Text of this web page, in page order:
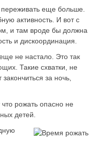
еще больше.
активность. И вот с
и там вроде бы должна
и дискоординация.
не настало. Это так
Такие схватки, не
за ночь,
что рожать опасно не
детей.